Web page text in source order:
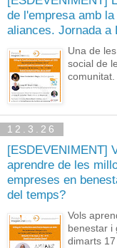
de l'empresa amb
aliances. Jornada a
Una de
social de
comunitat.
12.3.26
[ESDEVENIMENT]
aprendre de les
empreses en
del temps?
Vols
benestar i
dimarts 17